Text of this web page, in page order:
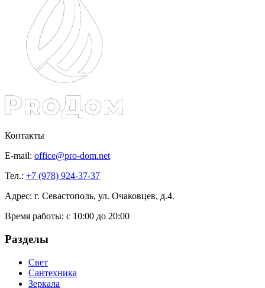
Контакты
E-mail: office@pro-dom.net
Тел.: +7 (978) 924-37-37
Адрес: г. Севастополь, ул. Очаковцев, д.4.
Время работы: с 10:00 до 20:00
Разделы
Свет
Сантехника
Зеркала